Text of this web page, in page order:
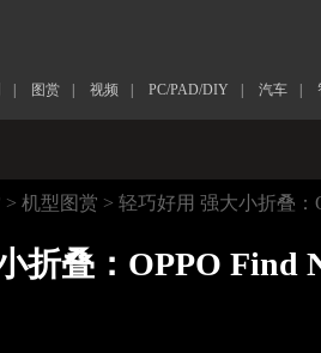
图赏 视频 PC/PAD/DIY 汽车
> 机型图赏 > 轻巧好用 强大小折叠：
折叠：OPPO Find